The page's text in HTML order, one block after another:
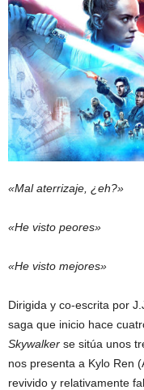
«Mal aterrizaje, ¿eh?»
«He visto peores»
«He visto mejores»
Dirigida y co-escrita por
saga que inicio hace
Skywalker se sitúa unos
nos presenta a Kylo Ren
revivido y relativamente